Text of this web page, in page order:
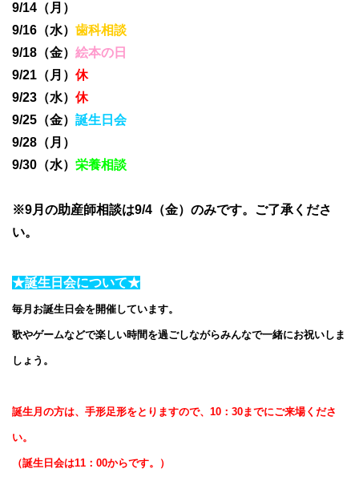
9/14（月）
9/16（水） 歯科相談
9/18（金） 絵本の日
9/21（月） 休
9/23（水） 休
9/25（金） 誕生日会
9/28（月）
9/30（水） 栄養相談
※9月の助産師相談は9/4（金）のみです。ご了承くださ
い。
★誕生日会について★
毎月お誕生日会を開催しています。
歌やゲームなどで楽しい時間を過ごしながらみんなで一緒にお祝いしま
しょう。
誕生月の方は、手形足形をとりますので、10：30までにご来場くださ
い。
（誕生日会は11：00からです。）